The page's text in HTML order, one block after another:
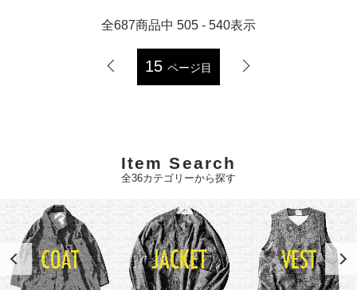
全687商品中 505 - 540表示
15 ページ目
Item Search
全36カテゴリーから探す